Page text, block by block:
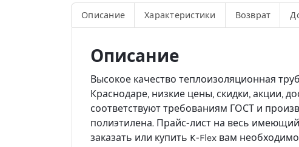
Описание Характеристики Возврат
Описание
Высокое качество теплоизоляционная
Краснодаре, низкие цены, скидки, акции,
соответствуют требованиям ГОСТ и
полиэтилена. Прайс-лист на весь
заказать или купить K-Flex вам